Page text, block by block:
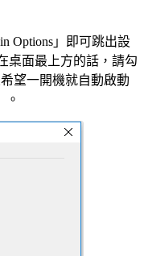
Options」即可跳出設
桌面最上方的話，請勾
希望一開機就自動啟動
。